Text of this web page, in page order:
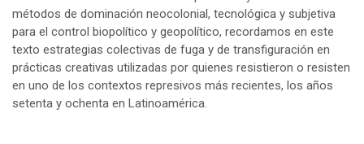
métodos de dominación neocolonial, tecnológica y subjetiva
para el control biopolítico y geopolítico, recordamos en este
texto estrategias colectivas de fuga y de transfiguración en
prácticas creativas utilizadas por quienes resistieron o resisten
en uno de los contextos represivos más recientes, los años
setenta y ochenta en Latinoamérica.